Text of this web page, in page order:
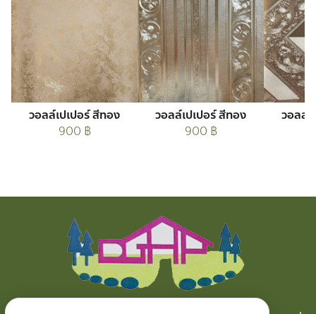
วอลล์เปเปอร์ สีทอง
900 ฿
วอลล์เปเปอร์ สีทอง
900 ฿
วอลล์